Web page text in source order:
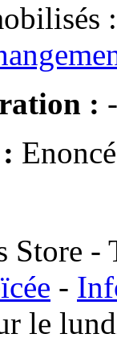
:
: -
-
-
le